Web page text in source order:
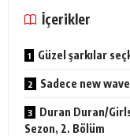
İçerikler
Güzel şarkılar
Sadece new
Duran Duran/
Sezon, 2. Bölüm